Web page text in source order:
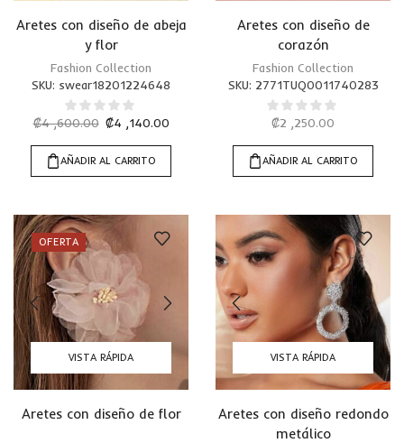
Aretes con diseño de abeja
y flor
Fashion Collection
SKU: swear18201224648
₡4 ,600.00 ₡4 ,140.00
AÑADIR AL CARRITO
Aretes con diseño de
corazón
Fashion Collection
SKU: 2771TUQ0011740283
₡2 ,250.00
AÑADIR AL CARRITO
OFERTA
VISTA RÁPIDA
Aretes con diseño de flor
VISTA RÁPIDA
Aretes con diseño redondo
metálico